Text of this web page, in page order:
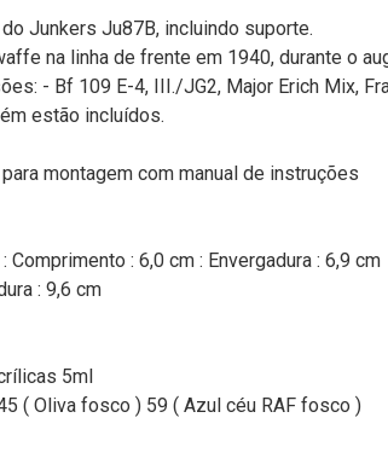
Junkers Ju87B, incluindo suporte.
na linha de frente em 1940, durante o
- Bf 109 E-4, III./JG2, Major Erich Mix,
estão incluídos.
montagem com manual de instruções
: 6,0 cm : Envergadura : 6,9 cm
: 9,6 cm
5ml
( Oliva fosco ) 59 ( Azul céu RAF fosco )